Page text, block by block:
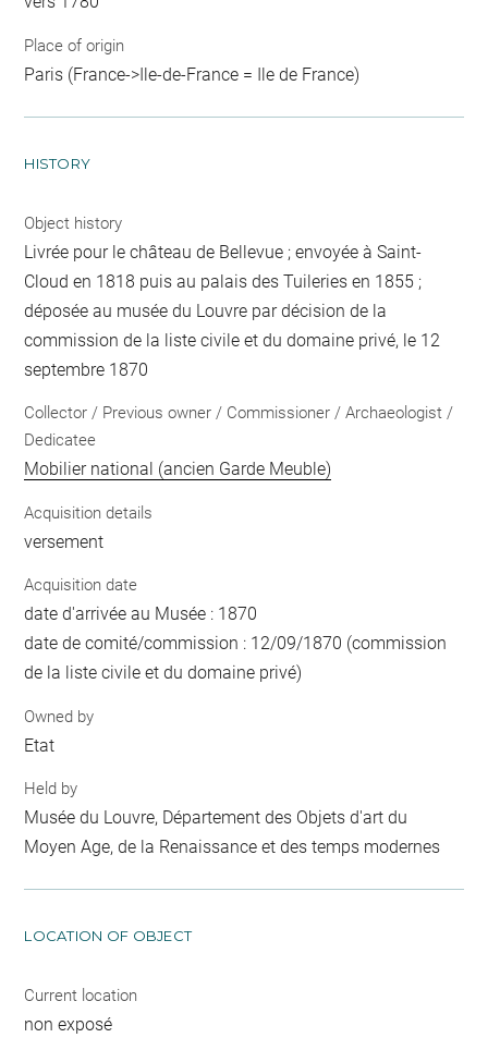
Place of origin
Paris (France->Ile-de-France = Ile de France)
HISTORY
Object history
Livrée pour le château de Bellevue ; envoyée à Saint-
Cloud en 1818 puis au palais des Tuileries en 1855 ;
déposée au musée du Louvre par décision de la
commission de la liste civile et du domaine privé, le 12
septembre 1870
Collector / Previous owner / Commissioner / Archaeologist /
Dedicatee
Mobilier national (ancien Garde Meuble)
Acquisition details
versement
Acquisition date
date d'arrivée au Musée : 1870
date de comité/commission : 12/09/1870 (commission
de la liste civile et du domaine privé)
Owned by
Etat
Held by
Musée du Louvre, Département des Objets d'art du
Moyen Age, de la Renaissance et des temps modernes
LOCATION OF OBJECT
Current location
non exposé